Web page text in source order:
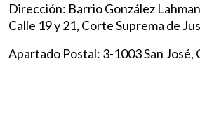
Dirección: Barrio González
Calle 19 y 21, Corte Suprema de
Apartado Postal: 3-1003 San José,